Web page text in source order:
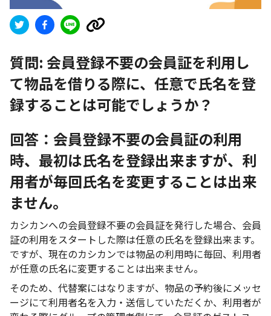
質問: 会員登録不要の会員証を利用し
て物品を借りる際に、任意で氏名を登
録することは可能でしょうか？
回答：会員登録不要の会員証の利用
時、最初は氏名を登録出来ますが、利
用者が毎回氏名を変更することは出来
ません。
カシカンへの会員登録不要の会員証を発行した場合、会員
証の利用をスタートした際は任意の氏名を登録出来ます。
ですが、現在のカシカンでは物品の利用時に毎回、利用者
が任意の氏名に変更することは出来ません。
そのため、代替案にはなりますが、物品の予約後にメッセ
ージにて利用者名を入力・送信していただくか、利用者が